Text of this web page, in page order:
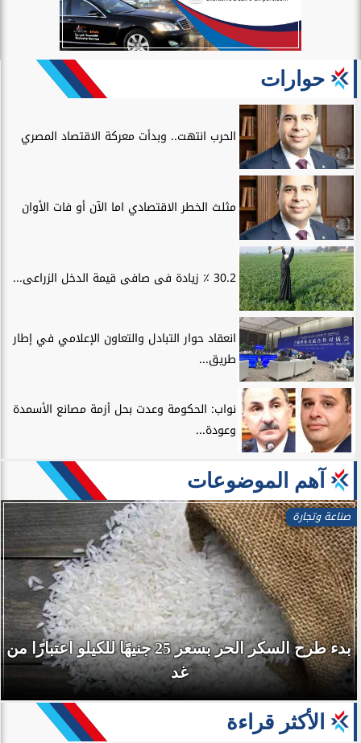
حوارات
الحرب انتهت.. وبدأت معركة الاقتصاد المصري
مثلث الخطر الاقتصادي اما الآن أو فات الأوان
30.2 ٪ زيادة فى صافى قيمة الدخل الزراعى...
انعقاد حوار التبادل والتعاون الإعلامي في إطار
طريق...
نواب: الحكومة وعدت بحل أزمة مصانع الأسمدة
وعودة...
آهم الموضوعات
بورصة وشركات
إي اف چي فاينانس تستعرض خطط نمو «بلد» لتعزيز
حضورها في سوق...
الأكثر قراءة